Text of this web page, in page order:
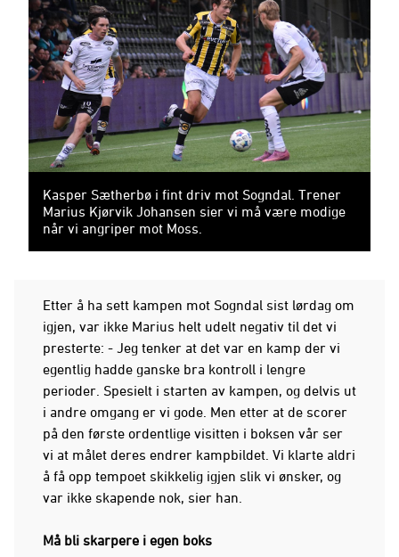
Kasper Sætherbø i fint driv mot Sogndal. Trener
Marius Kjørvik Johansen sier vi må være modige
når vi angriper mot Moss.
Etter å ha sett kampen mot Sogndal sist lørdag om
igjen, var ikke Marius helt udelt negativ til det vi
presterte: - Jeg tenker at det var en kamp der vi
egentlig hadde ganske bra kontroll i lengre
perioder. Spesielt i starten av kampen, og delvis ut
i andre omgang er vi gode. Men etter at de scorer
på den første ordentlige visitten i boksen vår ser
vi at målet deres endrer kampbildet. Vi klarte aldri
å få opp tempoet skikkelig igjen slik vi ønsker, og
var ikke skapende nok, sier han.
Må bli skarpere i egen boks